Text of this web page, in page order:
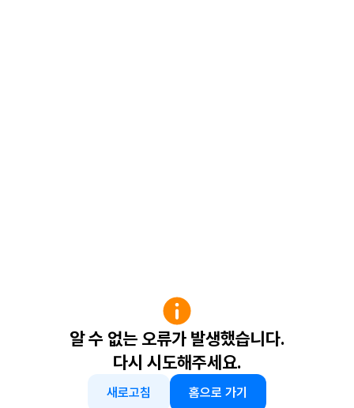
알 수 없는 오류가 발생했습니다.
다시 시도해주세요.
새로고침 홈으로 가기